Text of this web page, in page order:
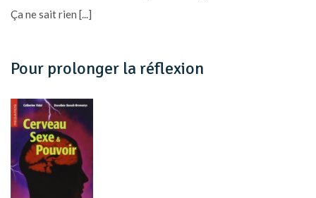
Ça ne sait rien [...]
Pour prolonger la réflexion